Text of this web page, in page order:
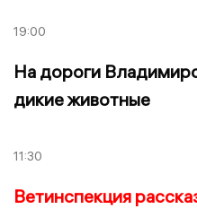
19:00
На дороги
дикие животные
11:30
Ветинспекция